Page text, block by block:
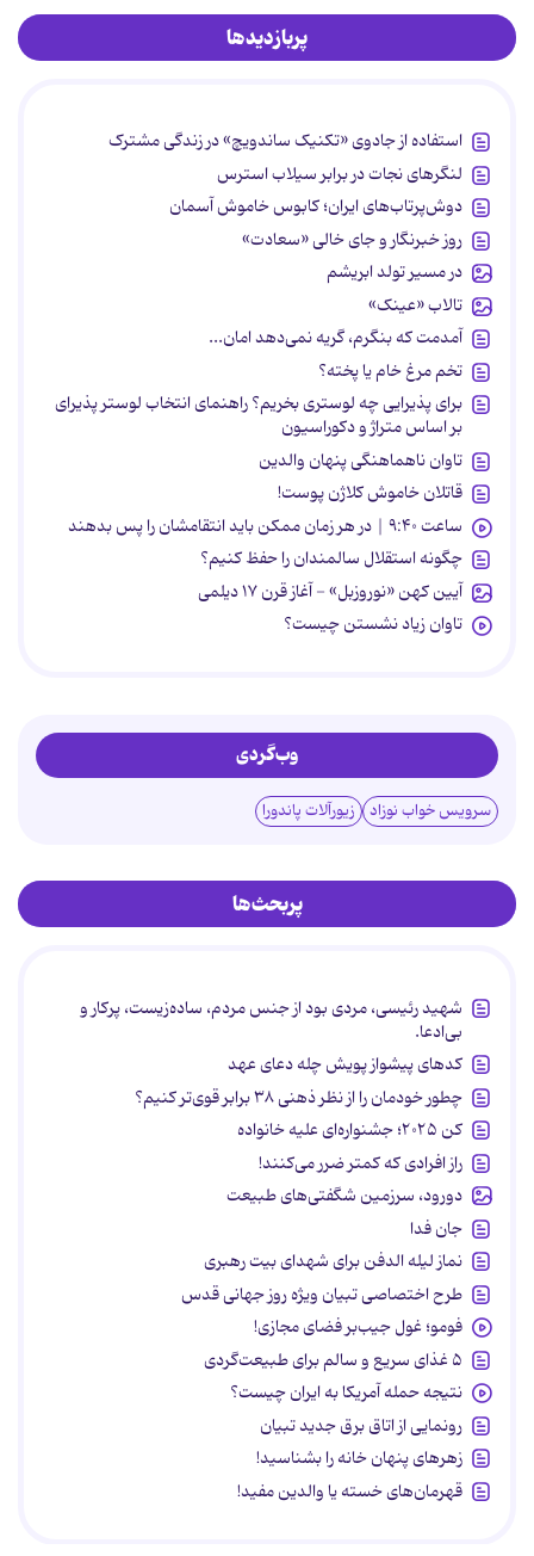
پربازدیدها
استفاده از جادوی «تکنیک ساندویچ» در زندگی مشترک
لنگرهای نجات در برابر سیلاب استرس
دوش‌پرتاب‌های ایران؛ کابوس خاموش آسمان
روز خبرنگار و جای خالی «سعادت»
در مسیر تولد ابریشم
تالاب «عینک»
آمدمت که بنگرم، گریه نمی‌دهد امان...
تخم مرغ خام یا پخته؟
برای پذیرایی چه لوستری بخریم؟ راهنمای انتخاب لوستر پذیرای
بر اساس متراژ و دکوراسیون
تاوان ناهماهنگی پنهان والدین
قاتلان خاموش کلاژن پوست!
ساعت ۹:۴۰ | در هر زمان ممکن باید انتقامشان را پس بدهند
چگونه استقلال سالمندان را حفظ کنیم؟
آیین کهن «نوروزبل» - آغاز قرن ۱۷ دیلمی
تاوان زیاد نشستن چیست؟
وب‌گردی
سرویس خواب نوزاد زیورآلات پاندورا
پربحث‌ها
شهید رئیسی، مردی بود از جنس مردم، ساده‌زیست، پرکار و
بی‌ادعا.
کدهای پیشواز پویش چله دعای عهد
چطور خودمان را از نظر ذهنی ۳۸ برابر قوی‌تر کنیم؟
کن ۲۰۲۵؛ جشنواره‌ای علیه خانواده
راز افرادی که کمتر ضرر می‌کنند!
دورود، سرزمین شگفتی‌های طبیعت
جان فدا
نماز لیله الدفن برای شهدای بیت رهبری
طرح اختصاصی تبیان ویژه روز جهانی قدس
فومو؛ غول جیب‌بر فضای مجازی!
۵ غذای سریع و سالم برای طبیعت‌گردی
نتیجه حمله آمریکا به ایران چیست؟
رونمایی از اتاق برق جدید تبیان
زهرهای پنهان خانه را بشناسید!
قهرمان‌های خسته یا والدین مفید!